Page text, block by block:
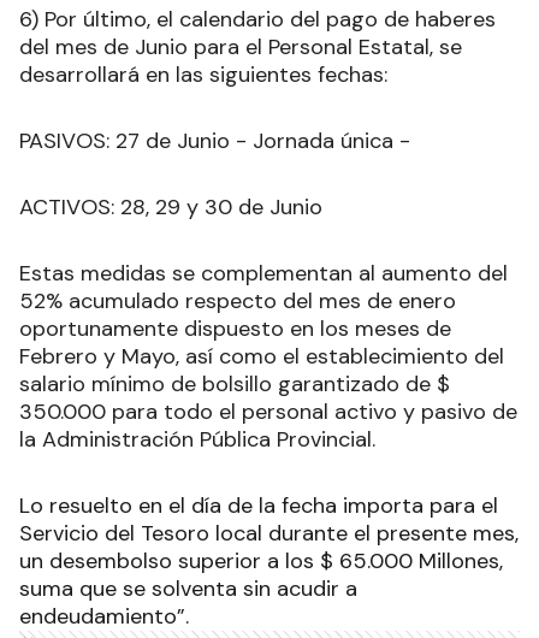
6) Por último, el calendario del pago de haberes
del mes de Junio para el Personal Estatal, se
desarrollará en las siguientes fechas:
PASIVOS: 27 de Junio - Jornada única -
ACTIVOS: 28, 29 y 30 de Junio
Estas medidas se complementan al aumento del
52% acumulado respecto del mes de enero
oportunamente dispuesto en los meses de
Febrero y Mayo, así como el establecimiento del
salario mínimo de bolsillo garantizado de $
350.000 para todo el personal activo y pasivo de
la Administración Pública Provincial.
Lo resuelto en el día de la fecha importa para el
Servicio del Tesoro local durante el presente mes,
un desembolso superior a los $ 65.000 Millones,
suma que se solventa sin acudir a
endeudamiento”.